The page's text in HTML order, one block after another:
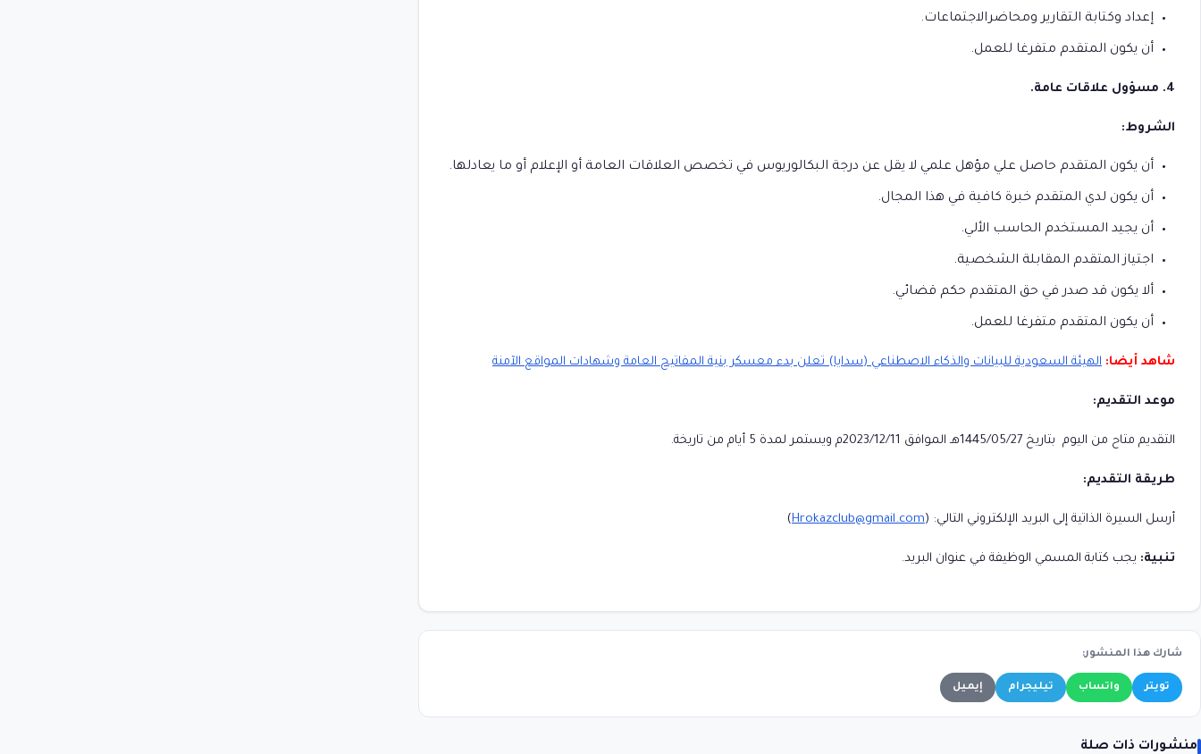
إعداد وكتابة التقارير ومحاضرالاجتماعات.
أن يكون المتقدم متفرغا للعمل.
4. مسؤول علاقات عامة.
الشروط:
أن يكون المتقدم حاصل علي مؤهل علمي لا يقل عن درجة البكالوريوس في تخصص العلاقات العامة أو الإعلام أو ما يعادلها.
أن يكون لدي المتقدم خبرة كافية في هذا المجال.
أن يجيد المستخدم الحاسب الألي.
اجتياز المتقدم المقابلة الشخصية.
ألا يكون قد صدر في حق المتقدم حكم قضائي.
أن يكون المتقدم متفرغا للعمل.
شاهد أيضا: الهيئة السعودية للبيانات والذكاء الاصطناعي (سدايا) تعلن بدء معسكر بنية المفاتيح العامة وشهادات المواقع الآمنة
موعد التقديم:
التقديم متاح من اليوم بتاريخ 1445/05/27هـ الموافق 2023/12/11م ويستمر لمدة 5 أيام من تاريخة.
طريقة التقديم:
أرسل السيرة الذاتية إلى البريد الإلكتروني التالي: (Hrokazclub@gmail.com
)
تنبية: يجب كتابة المسمي الوظيفة في عنوان البريد.
شارك هذا المنشور:
تويتر واتساب تيليجرام إيميل
منشورات ذات صلة